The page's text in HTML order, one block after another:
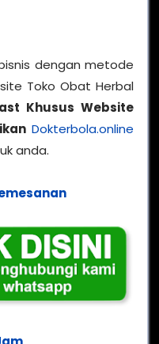
dengan metode
Toko Obat Herbal
Khusus Website
Dokterbola.online
anda.